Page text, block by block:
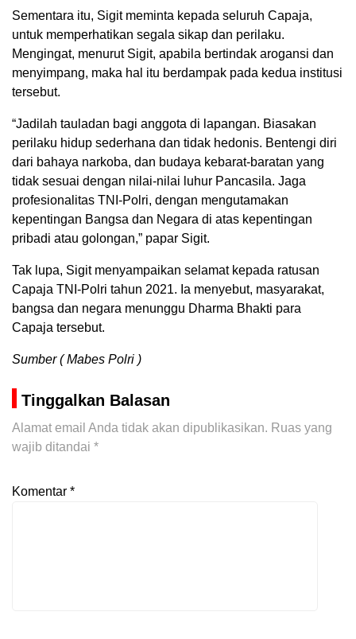
Sementara itu, Sigit meminta kepada seluruh Capaja,
untuk memperhatikan segala sikap dan perilaku.
Mengingat, menurut Sigit, apabila bertindak arogansi dan
menyimpang, maka hal itu berdampak pada kedua institusi
tersebut.
“Jadilah tauladan bagi anggota di lapangan. Biasakan
perilaku hidup sederhana dan tidak hedonis. Bentengi diri
dari bahaya narkoba, dan budaya kebarat-baratan yang
tidak sesuai dengan nilai-nilai luhur Pancasila. Jaga
profesionalitas TNI-Polri, dengan mengutamakan
kepentingan Bangsa dan Negara di atas kepentingan
pribadi atau golongan,” papar Sigit.
Tak lupa, Sigit menyampaikan selamat kepada ratusan
Capaja TNI-Polri tahun 2021. Ia menyebut, masyarakat,
bangsa dan negara menunggu Dharma Bhakti para
Capaja tersebut.
Sumber ( Mabes Polri )
Tinggalkan Balasan
Alamat email Anda tidak akan dipublikasikan. Ruas yang
wajib ditandai *
Komentar *